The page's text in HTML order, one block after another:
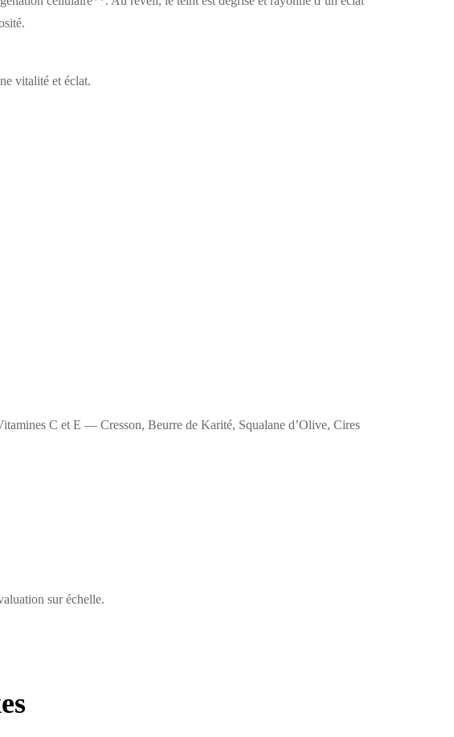
vitalité et éclat.
C et E — Cresson, Beurre de Karité, Squalane d’Olive, Cires
sur échelle.